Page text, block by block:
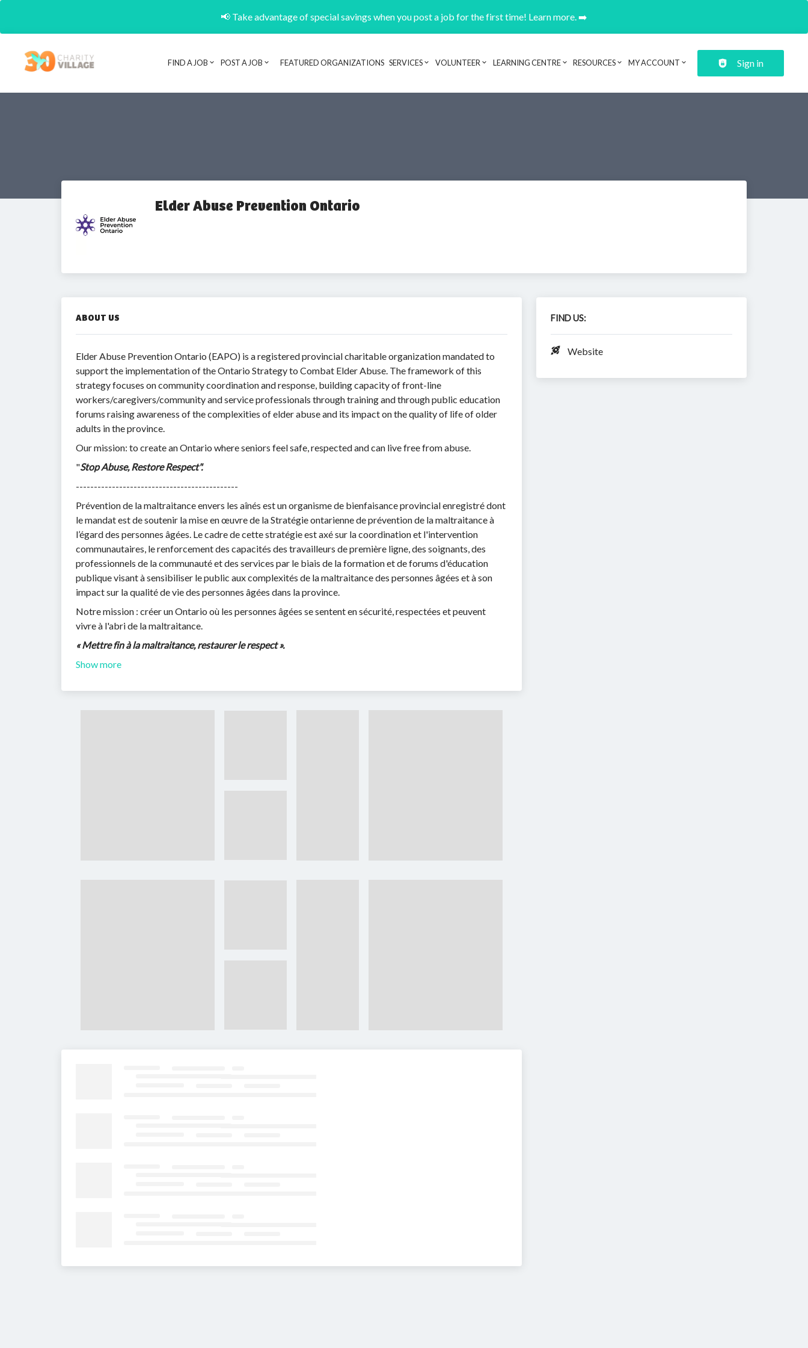
📢 Take advantage of special savings when you post a job for the first time! Learn more. ➡️
Header navigation
FIND A JOB POST A JOB FEATURED ORGANIZATIONS SERVICES VOLUNTEER LEARNING CENTRE RESOURCES MY ACCOUNT Sign in
Elder Abuse Prevention Ontario
ABOUT US
Elder Abuse Prevention Ontario (EAPO) is a registered provincial charitable organization mandated to
support the implementation of the Ontario Strategy to Combat Elder Abuse. The framework of this
strategy focuses on community coordination and response, building capacity of front-line
workers/caregivers/community and service professionals through training and through public education
forums raising awareness of the complexities of elder abuse and its impact on the quality of life of older
adults in the province.
Our mission: to create an Ontario where seniors feel safe, respected and can live free from abuse.
"Stop Abuse, Restore Respect".
---------------------------------------------
Prévention de la maltraitance envers les aînés est un organisme de bienfaisance provincial enregistré dont
le mandat est de soutenir la mise en œuvre de la Stratégie ontarienne de prévention de la maltraitance à
l’égard des personnes âgées. Le cadre de cette stratégie est axé sur la coordination et l'intervention
communautaires, le renforcement des capacités des travailleurs de première ligne, des soignants, des
professionnels de la communauté et des services par le biais de la formation et de forums d'éducation
publique visant à sensibiliser le public aux complexités de la maltraitance des personnes âgées et à son
impact sur la qualité de vie des personnes âgées dans la province.
Notre mission : créer un Ontario où les personnes âgées se sentent en sécurité, respectées et peuvent
vivre à l'abri de la maltraitance.
« Mettre fin à la maltraitance, restaurer le respect ».
Show more
FIND US:
Website